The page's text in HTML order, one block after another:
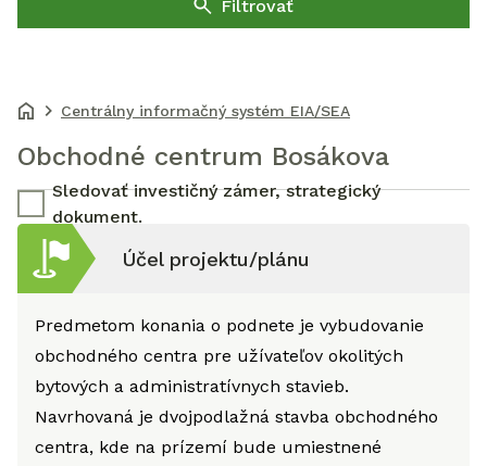
Filtrovať
Centrálny informačný systém EIA/SEA
Obchodné centrum Bosákova
Sledovať investičný zámer, strategický
dokument.
Účel projektu/plánu
Predmetom konania o podnete je vybudovanie
obchodného centra pre užívateľov okolitých
bytových a administratívnych stavieb.
Navrhovaná je dvojpodlažná stavba obchodného
centra, kde na prízemí bude umiestnené